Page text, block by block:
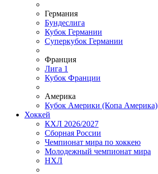
Германия
Бундеслига
Кубок Германии
Суперкубок Германии
Франция
Лига 1
Кубок Франции
Америка
Кубок Америки (Копа Америка)
Хоккей
КХЛ 2026/2027
Сборная России
Чемпионат мира по хоккею
Молодежный чемпионат мира
НХЛ